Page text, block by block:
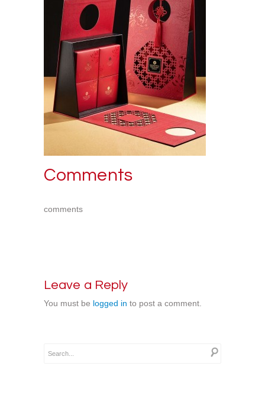
Comments
comments
Leave a Reply
You must be logged in to post a comment.